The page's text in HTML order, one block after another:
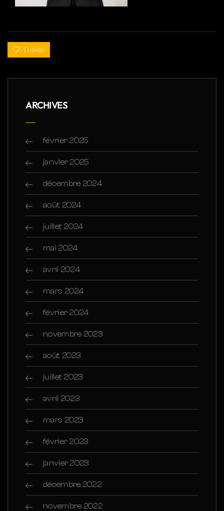
0 likes
ARCHIVES
février 2025
janvier 2025
décembre 2024
août 2024
juillet 2024
mai 2024
avril 2024
mars 2024
février 2024
novembre 2023
août 2023
juillet 2023
avril 2023
mars 2023
février 2023
janvier 2023
décembre 2022
novembre 2022